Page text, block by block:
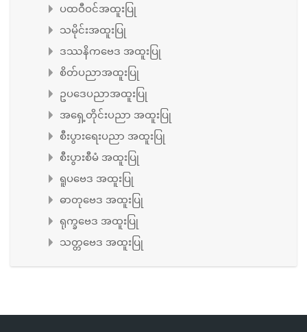
ပထဝီဝင်အထူးပြု
သမိုင်းအထူးပြု
ဒဿနိကဗေဒ အထူးပြု
စိတ်ပညာအထူးပြု
ဥပဒေပညာအထူးပြု
အရှေ့တိုင်းပညာ အထူးပြု
စီးပွားရေးပညာ အထူးပြု
စီးပွားစီမံ အထူးပြု
ရူပဗေဒ အထူးပြု
ဓာတုဗေဒ အထူးပြု
ရုက္ခဗေဒ အထူးပြု
သတ္တဗေဒ အထူးပြု